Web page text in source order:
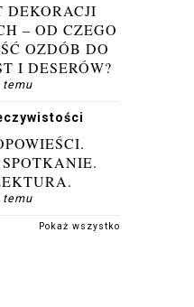
DEKORACJI
– OD CZEGO
OZDÓB DO
I DESERÓW?
temu
temu
Pokaż wszystko